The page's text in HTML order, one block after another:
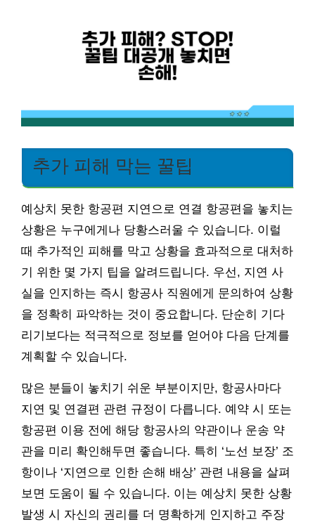
추가 피해 막는 꿀팁
예상치 못한 항공편 지연으로 연결 항공편을 놓치는
상황은 누구에게나 당황스러울 수 있습니다. 이럴
때 추가적인 피해를 막고 상황을 효과적으로 대처하
기 위한 몇 가지 팁을 알려드립니다. 우선, 지연 사
실을 인지하는 즉시 항공사 직원에게 문의하여 상황
을 정확히 파악하는 것이 중요합니다. 단순히 기다
리기보다는 적극적으로 정보를 얻어야 다음 단계를
계획할 수 있습니다.
많은 분들이 놓치기 쉬운 부분이지만, 항공사마다
지연 및 연결편 관련 규정이 다릅니다. 예약 시 또는
항공편 이용 전에 해당 항공사의 약관이나 운송 약
관을 미리 확인해두면 좋습니다. 특히 ‘노선 보장’ 조
항이나 ‘지연으로 인한 손해 배상’ 관련 내용을 살펴
보면 도움이 될 수 있습니다. 이는 예상치 못한 상황
발생 시 자신의 권리를 더 명확하게 인지하고 주장